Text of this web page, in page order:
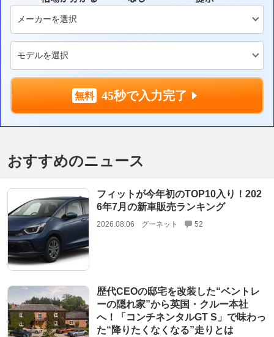
45秒で入力完了
おすすめのニュース
フィットが今年初のTOP10入り！202
6年7月の新車販売ランキング
2026.08.06 グーネット 52
歴代CEOの邸宅を改装した“ベントレ
ーの隠れ家”から英国・クルー本社
へ！「コンチネンタルGT S」で味わっ
た“降りたくなくなる”走りとは